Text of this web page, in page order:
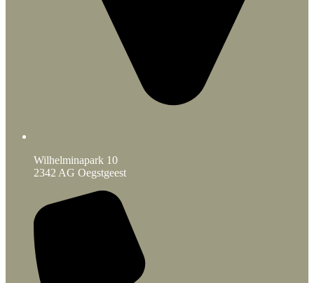
Wilhelminapark 10
2342 AG Oegstgeest